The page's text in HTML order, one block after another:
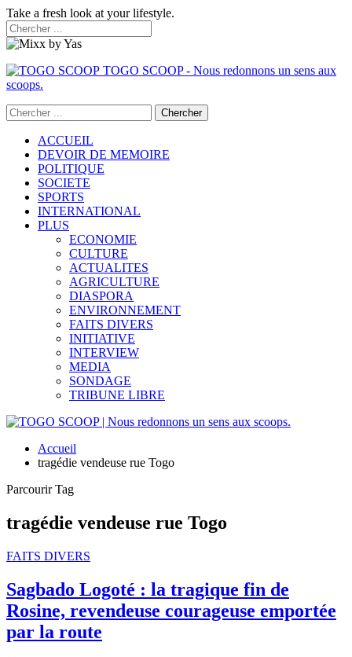
Take a fresh look at your lifestyle.
TOGO SCOOP - Nous redonnons un sens aux
scoops.
ACCUEIL
DEVOIR DE MEMOIRE
POLITIQUE
SOCIETE
SPORTS
INTERNATIONAL
PLUS
ECONOMIE
CULTURE
ACTUALITES
AGRICULTURE
DIASPORA
ENVIRONNEMENT
FAITS DIVERS
INITIATIVE
INTERVIEW
MEDIA
SONDAGE
TRIBUNE LIBRE
Accueil
tragédie vendeuse rue Togo
Parcourir Tag
tragédie vendeuse rue Togo
FAITS DIVERS
Sagbado Logoté : la tragique fin de
Rosine, revendeuse courageuse emportée
par la route